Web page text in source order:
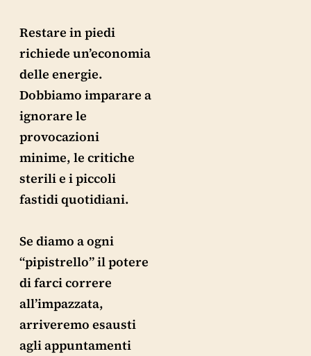
Restare in piedi
richiede un’economia
delle energie.
Dobbiamo imparare a
ignorare le
provocazioni
minime, le critiche
sterili e i piccoli
fastidi quotidiani.
Se diamo a ogni
“pipistrello” il potere
di farci correre
all’impazzata,
arriveremo esausti
agli appuntamenti